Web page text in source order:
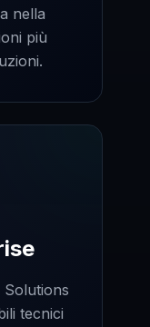
nella
più
tecnici